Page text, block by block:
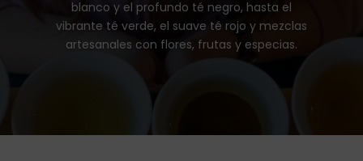
blanco y el profundo té negro, hasta el
vibrante té verde, el suave té rojo y mezclas
artesanales con flores, frutas y especias.